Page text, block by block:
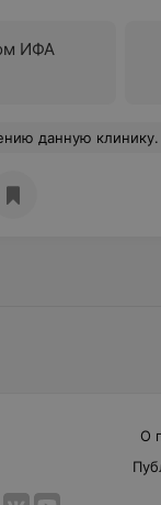
ИФА
центр «Экватор-М» и осталась очень довольна, начиная от
О